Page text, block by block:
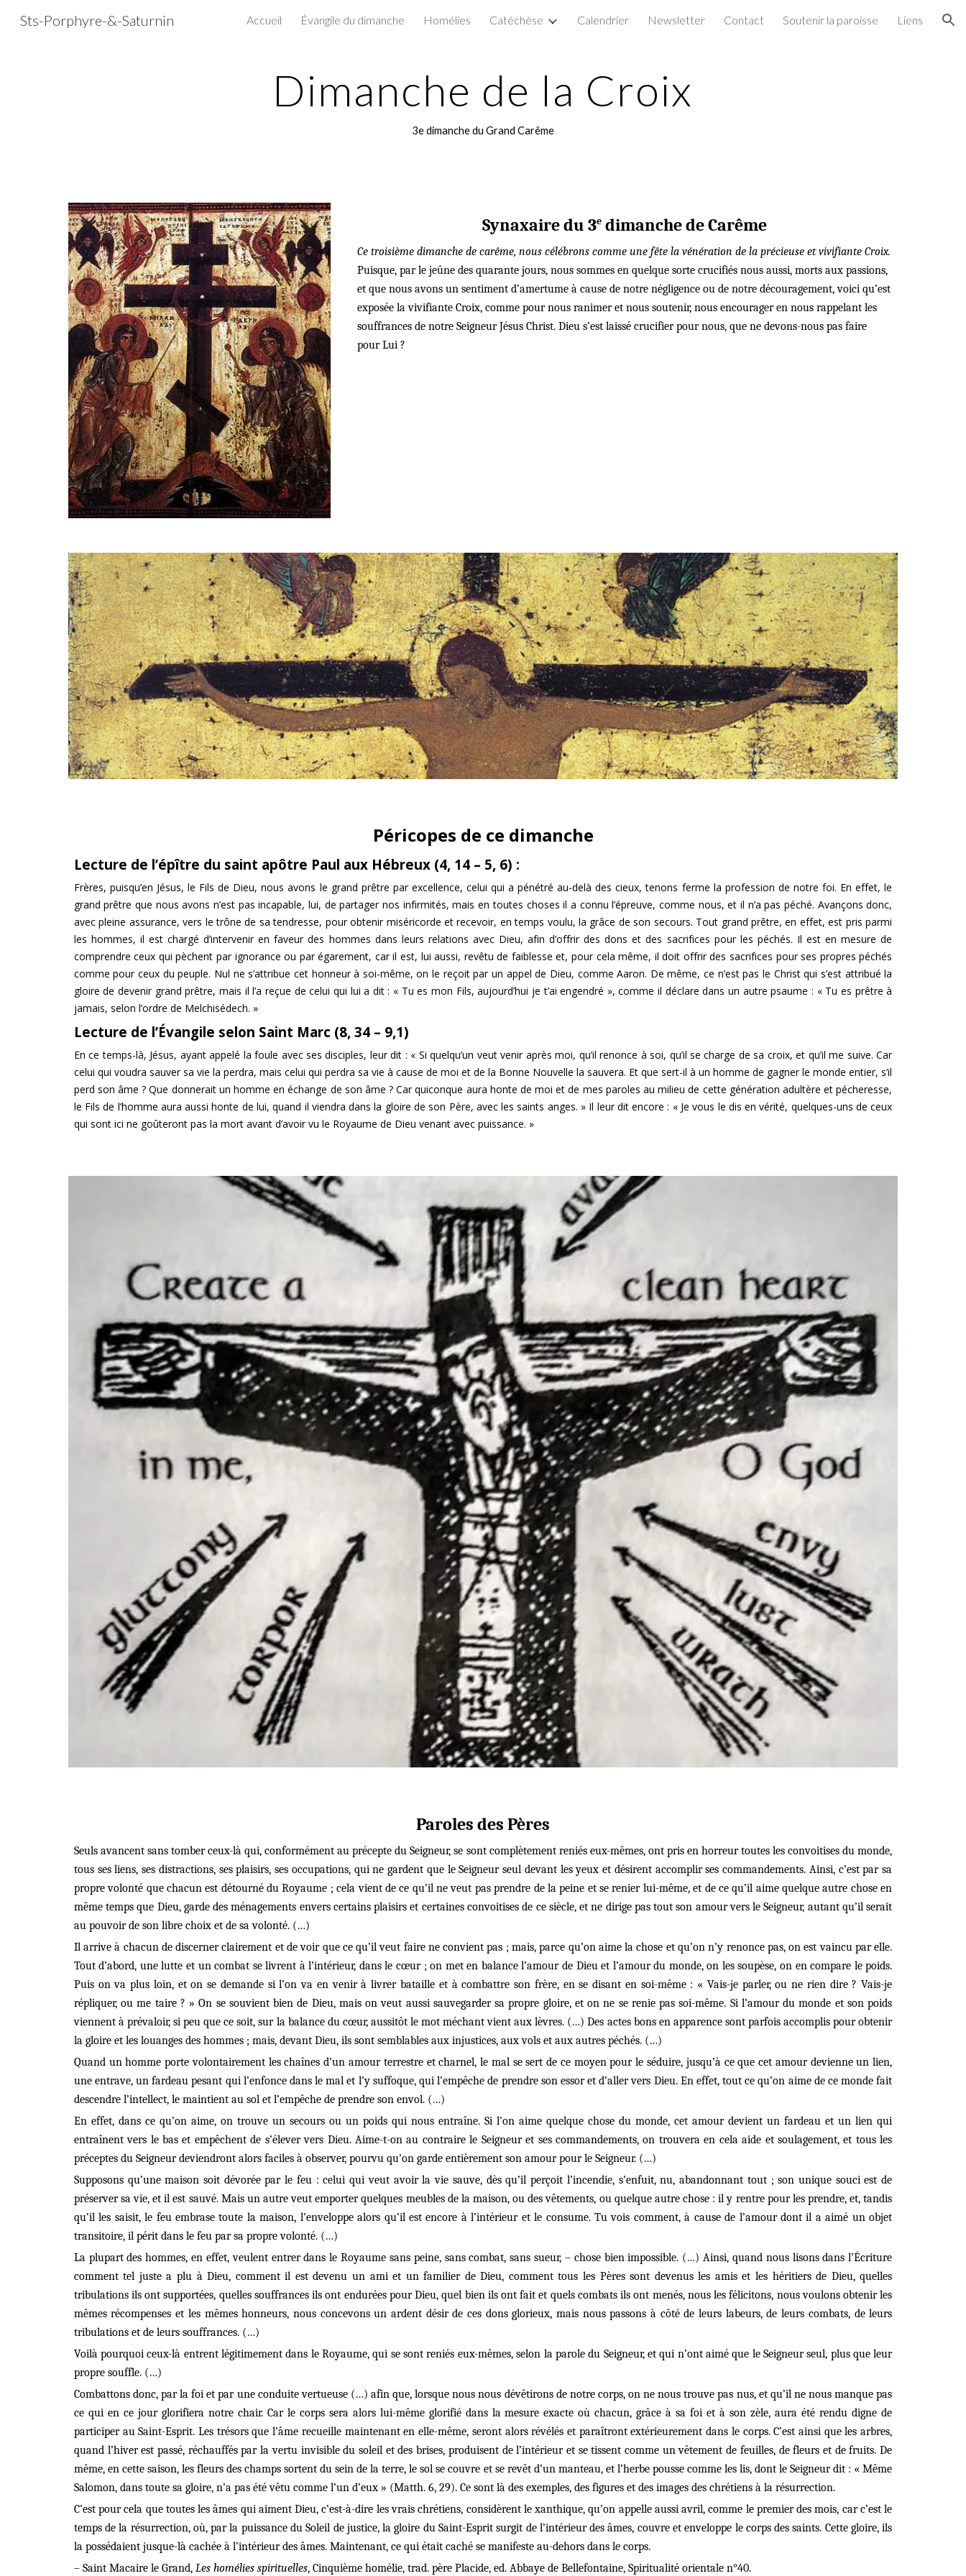
Skip to main content Skip to navigation
Sts-Porphyre-&-Saturnin Accueil Évangile du dimanche Homélies Catéchèse Calendrier Newsletter Contact Soutenir la paroisse Liens
Dimanche de la Croix
3e dimanche du Grand Carême
Synaxaire du 3e dimanche de Carême
Ce troisième dimanche de carême, nous célébrons comme une fête la vénération de la précieuse et vivifiante Croix.
Puisque, par le jeûne des quarante jours, nous sommes en quelque sorte crucifiés nous aussi, morts aux passions,
et que nous avons un sentiment d’amertume à cause de notre négligence ou de notre découragement, voici qu’est
exposée la vivifiante Croix, comme pour nous ranimer et nous soutenir, nous encourager en nous rappelant les
souffrances de notre Seigneur Jésus Christ. Dieu s’est laissé crucifier pour nous, que ne devons-nous pas faire
pour Lui ?
Péricopes de ce dimanche
Lecture de l’épître du saint apôtre Paul aux Hébreux (4, 14 – 5, 6) :
Frères, puisqu’en Jésus, le Fils de Dieu, nous avons le grand prêtre par excellence, celui qui a pénétré au-delà des cieux, tenons ferme la profession de notre foi. En effet, le
grand prêtre que nous avons n’est pas incapable, lui, de partager nos infirmités, mais en toutes choses il a connu l’épreuve, comme nous, et il n’a pas péché. Avançons donc,
avec pleine assurance, vers le trône de sa tendresse, pour obtenir miséricorde et recevoir, en temps voulu, la grâce de son secours. Tout grand prêtre, en effet, est pris parmi
les hommes, il est chargé d’intervenir en faveur des hommes dans leurs relations avec Dieu, afin d’offrir des dons et des sacrifices pour les péchés. Il est en mesure de
comprendre ceux qui pèchent par ignorance ou par égarement, car il est, lui aussi, revêtu de faiblesse et, pour cela même, il doit offrir des sacrifices pour ses propres péchés
comme pour ceux du peuple. Nul ne s’attribue cet honneur à soi-même, on le reçoit par un appel de Dieu, comme Aaron. De même, ce n’est pas le Christ qui s’est attribué la
gloire de devenir grand prêtre, mais il l’a reçue de celui qui lui a dit : « Tu es mon Fils, aujourd’hui je t’ai engendré », comme il déclare dans un autre psaume : « Tu es prêtre à
jamais, selon l’ordre de Melchisédech. »
Lecture de l’Évangile selon Saint Marc (8, 34 – 9,1)
En ce temps-là, Jésus, ayant appelé la foule avec ses disciples, leur dit : « Si quelqu’un veut venir après moi, qu’il renonce à soi, qu’il se charge de sa croix, et qu’il me suive. Car
celui qui voudra sauver sa vie la perdra, mais celui qui perdra sa vie à cause de moi et de la Bonne Nouvelle la sauvera. Et que sert-il à un homme de gagner le monde entier, s’il
perd son âme ? Que donnerait un homme en échange de son âme ? Car quiconque aura honte de moi et de mes paroles au milieu de cette génération adultère et pécheresse,
le Fils de l’homme aura aussi honte de lui, quand il viendra dans la gloire de son Père, avec les saints anges. » Il leur dit encore : « Je vous le dis en vérité, quelques-uns de ceux
qui sont ici ne goûteront pas la mort avant d’avoir vu le Royaume de Dieu venant avec puissance. »
Paroles des Pères
Seuls avancent sans tomber ceux-là qui, conformément au précepte du Seigneur, se sont complètement reniés eux-mêmes, ont pris en horreur toutes les convoitises du monde,
tous ses liens, ses distractions, ses plaisirs, ses occupations, qui ne gardent que le Seigneur seul devant les yeux et désirent accomplir ses commandements. Ainsi, c’est par sa
propre volonté que chacun est détourné du Royaume ; cela vient de ce qu’il ne veut pas prendre de la peine et se renier lui-même, et de ce qu’il aime quelque autre chose en
même temps que Dieu, garde des ménagements envers certains plaisirs et certaines convoitises de ce siècle, et ne dirige pas tout son amour vers le Seigneur, autant qu’il serait
au pouvoir de son libre choix et de sa volonté. (…)
Il arrive à chacun de discerner clairement et de voir que ce qu’il veut faire ne convient pas ; mais, parce qu’on aime la chose et qu’on n’y renonce pas, on est vaincu par elle.
Tout d’abord, une lutte et un combat se livrent à l’intérieur, dans le cœur ; on met en balance l’amour de Dieu et l’amour du monde, on les soupèse, on en compare le poids.
Puis on va plus loin, et on se demande si l’on va en venir à livrer bataille et à combattre son frère, en se disant en soi-même : « Vais-je parler, ou ne rien dire ? Vais-je
répliquer, ou me taire ? » On se souvient bien de Dieu, mais on veut aussi sauvegarder sa propre gloire, et on ne se renie pas soi-même. Si l’amour du monde et son poids
viennent à prévaloir, si peu que ce soit, sur la balance du cœur, aussitôt le mot méchant vient aux lèvres. (…) Des actes bons en apparence sont parfois accomplis pour obtenir
la gloire et les louanges des hommes ; mais, devant Dieu, ils sont semblables aux injustices, aux vols et aux autres péchés. (…)
Quand un homme porte volontairement les chaînes d’un amour terrestre et charnel, le mal se sert de ce moyen pour le séduire, jusqu’à ce que cet amour devienne un lien,
une entrave, un fardeau pesant qui l’enfonce dans le mal et l’y suffoque, qui l’empêche de prendre son essor et d’aller vers Dieu. En effet, tout ce qu’on aime de ce monde fait
descendre l’intellect, le maintient au sol et l’empêche de prendre son envol. (…)
En effet, dans ce qu’on aime, on trouve un secours ou un poids qui nous entraîne. Si l’on aime quelque chose du monde, cet amour devient un fardeau et un lien qui
entraînent vers le bas et empêchent de s’élever vers Dieu. Aime-t-on au contraire le Seigneur et ses commandements, on trouvera en cela aide et soulagement, et tous les
préceptes du Seigneur deviendront alors faciles à observer, pourvu qu’on garde entièrement son amour pour le Seigneur. (…)
Supposons qu’une maison soit dévorée par le feu : celui qui veut avoir la vie sauve, dès qu’il perçoit l’incendie, s’enfuit, nu, abandonnant tout ; son unique souci est de
préserver sa vie, et il est sauvé. Mais un autre veut emporter quelques meubles de la maison, ou des vêtements, ou quelque autre chose : il y rentre pour les prendre, et, tandis
qu’il les saisit, le feu embrase toute la maison, l’enveloppe alors qu’il est encore à l’intérieur et le consume. Tu vois comment, à cause de l’amour dont il a aimé un objet
transitoire, il périt dans le feu par sa propre volonté. (…)
La plupart des hommes, en effet, veulent entrer dans le Royaume sans peine, sans combat, sans sueur, – chose bien impossible. (…) Ainsi, quand nous lisons dans l’Écriture
comment tel juste a plu à Dieu, comment il est devenu un ami et un familier de Dieu, comment tous les Pères sont devenus les amis et les héritiers de Dieu, quelles
tribulations ils ont supportées, quelles souffrances ils ont endurées pour Dieu, quel bien ils ont fait et quels combats ils ont menés, nous les félicitons, nous voulons obtenir les
mêmes récompenses et les mêmes honneurs, nous concevons un ardent désir de ces dons glorieux, mais nous passons à côté de leurs labeurs, de leurs combats, de leurs
tribulations et de leurs souffrances. (…)
Voilà pourquoi ceux-là entrent légitimement dans le Royaume, qui se sont reniés eux-mêmes, selon la parole du Seigneur, et qui n’ont aimé que le Seigneur seul, plus que leur
propre souffle. (…)
Combattons donc, par la foi et par une conduite vertueuse (…) afin que, lorsque nous nous dévêtirons de notre corps, on ne nous trouve pas nus, et qu’il ne nous manque pas
ce qui en ce jour glorifiera notre chair. Car le corps sera alors lui-même glorifié dans la mesure exacte où chacun, grâce à sa foi et à son zèle, aura été rendu digne de
participer au Saint-Esprit. Les trésors que l’âme recueille maintenant en elle-même, seront alors révélés et paraîtront extérieurement dans le corps. C’est ainsi que les arbres,
quand l’hiver est passé, réchauffés par la vertu invisible du soleil et des brises, produisent de l’intérieur et se tissent comme un vêtement de feuilles, de fleurs et de fruits. De
même, en cette saison, les fleurs des champs sortent du sein de la terre, le sol se couvre et se revêt d’un manteau, et l’herbe pousse comme les lis, dont le Seigneur dit : « Même
Salomon, dans toute sa gloire, n’a pas été vêtu comme l’un d’eux » (Matth. 6, 29). Ce sont là des exemples, des figures et des images des chrétiens à la résurrection.
C’est pour cela que toutes les âmes qui aiment Dieu, c’est-à-dire les vrais chrétiens, considèrent le xanthique, qu’on appelle aussi avril, comme le premier des mois, car c’est le
temps de la résurrection, où, par la puissance du Soleil de justice, la gloire du Saint-Esprit surgit de l’intérieur des âmes, couvre et enveloppe le corps des saints. Cette gloire, ils
la possédaient jusque-là cachée à l’intérieur des âmes. Maintenant, ce qui était caché se manifeste au-dehors dans le corps.
– Saint Macaire le Grand, Les homélies spirituelles, Cinquième homélie, trad. père Placide, ed. Abbaye de Bellefontaine, Spiritualité orientale n°40.